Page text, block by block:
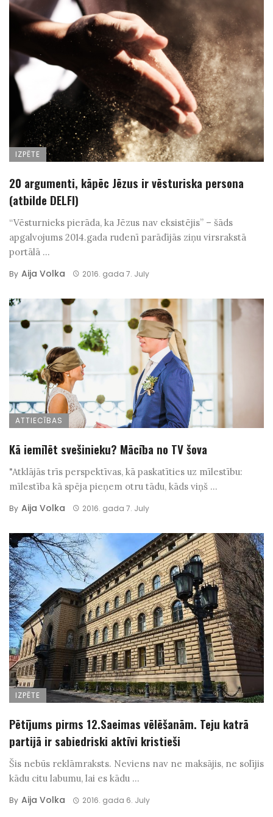
IZPĒTE
20 argumenti, kāpēc Jēzus ir vēsturiska persona
(atbilde DELFI)
“Vēsturnieks pierāda, ka Jēzus nav eksistējis” – šāds
apgalvojums 2014.gada rudenī parādījās ziņu virsrakstā
portālā ...
By Aija Volka 2016. gada 7. July
ATTIECĪBAS
Kā iemīlēt svešinieku? Mācība no TV šova
"Atklājās trīs perspektīvas, kā paskatīties uz mīlestību:
mīlestība kā spēja pieņem otru tādu, kāds viņš ...
By Aija Volka 2016. gada 7. July
IZPĒTE
Pētījums pirms 12.Saeimas vēlēšanām. Teju katrā
partijā ir sabiedriski aktīvi kristieši
Šis nebūs reklāmraksts. Neviens nav ne maksājis, ne solījis
kādu citu labumu, lai es kādu ...
By Aija Volka 2016. gada 6. July